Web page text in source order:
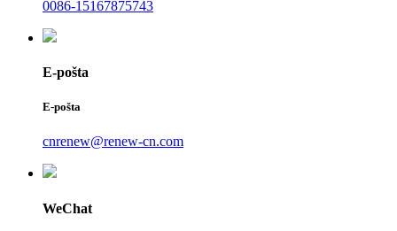
0086-15167875743
E-pošta
E-pošta
cnrenew@renew-cn.com
WeChat